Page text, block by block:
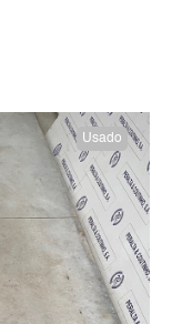
Usado